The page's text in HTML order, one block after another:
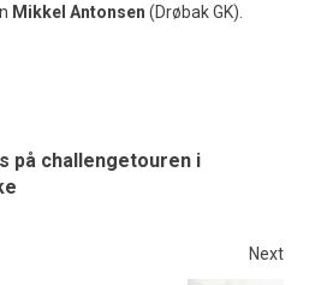
Mikkel Antonsen (Drøbak GK).
på challengetouren i
Next